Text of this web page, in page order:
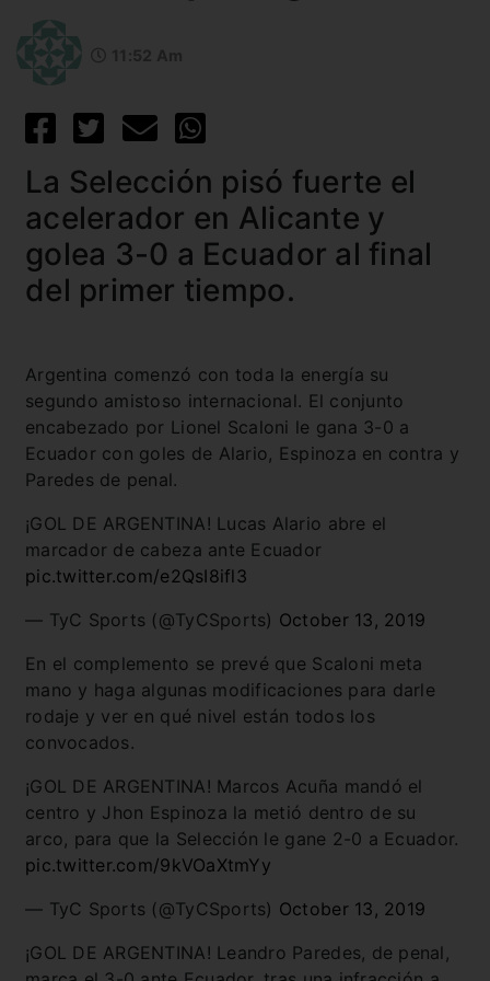
La Selección pisó fuerte el
acelerador en Alicante y
golea 3-0 a Ecuador al final
del primer tiempo.
Argentina comenzó con toda la energía su
segundo amistoso internacional. El conjunto
encabezado por Lionel Scaloni le gana 3-0 a
Ecuador con goles de Alario, Espinoza en contra y
Paredes de penal.
¡GOL DE ARGENTINA! Lucas Alario abre el
marcador de cabeza ante Ecuador
pic.twitter.com/e2QsI8ifl3
— TyC Sports (@TyCSports) October 13, 2019
En el complemento se prevé que Scaloni meta
mano y haga algunas modificaciones para darle
rodaje y ver en qué nivel están todos los
convocados.
¡GOL DE ARGENTINA! Marcos Acuña mandó el
centro y Jhon Espinoza la metió dentro de su
arco, para que la Selección le gane 2-0 a Ecuador.
pic.twitter.com/9kVOaXtmYy
— TyC Sports (@TyCSports) October 13, 2019
¡GOL DE ARGENTINA! Leandro Paredes, de penal,